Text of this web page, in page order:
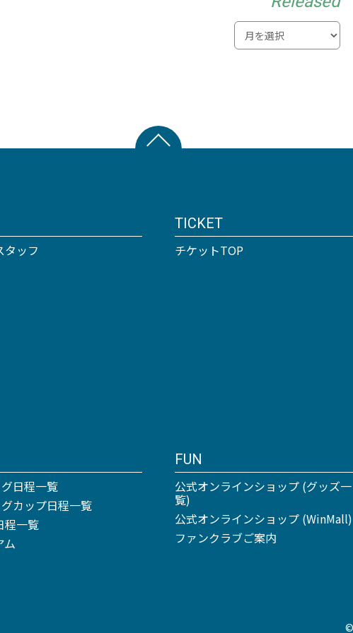
タッフ
日程一覧
カップ日程一覧
程一覧
ム
TICKET
チケットTOP
FUN
公式オンラインショップ (グッズ一
覧)
公式オンラインショップ (WinMall)
ファンクラブご案内